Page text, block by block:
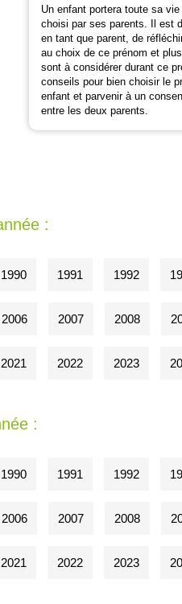
Un enfant portera toute sa vie
choisi par ses parents. Il est
en tant que parent, de
au choix de ce prénom et
sont à considérer durant ce
conseils pour bien choisir le
enfant et parvenir à un
entre les deux parents.
:
1990 1991 1992
2006 2007 2008
2021 2022 2023
:
1990 1991 1992
2006 2007 2008
2021 2022 2023